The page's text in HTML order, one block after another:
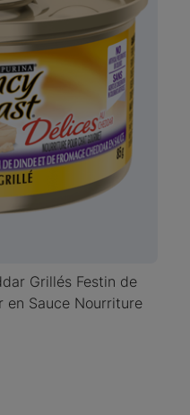
Grillés Festin de
en Sauce Nourriture